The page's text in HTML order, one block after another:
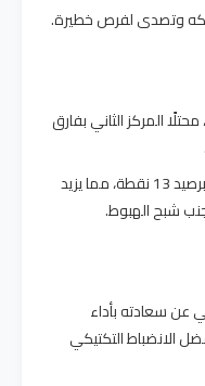
وتصدى لفرص خطيرة.
رصيده إلى 33 نقطة، محتلًا المركز الثاني بفارق
خيتافي بقي في المركز السابع عشر برصيد 13 نقطة، مما يزيد
شبح الهبوط.
عن سعادته بأداء
الانضباط التكتيكي